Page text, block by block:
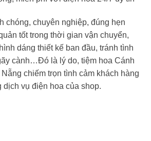
chóng, chuyên nghiệp, đúng hẹn
tốt trong thời gian vận chuyển,
dáng thiết kế ban đầu, tránh tình
cành…Đó là lý do, tiệm hoa Cánh
chiếm trọn tình cảm khách hàng
vụ điện hoa của shop.